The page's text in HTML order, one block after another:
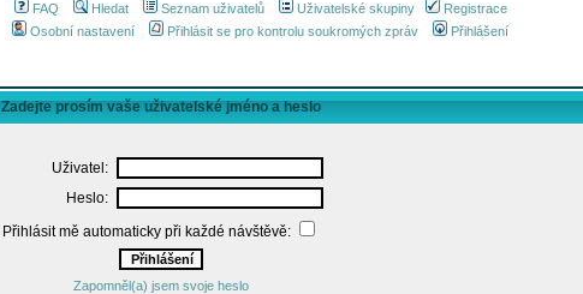
FAQ Hledat Seznam uživatelů Uživatelské skupiny
Registrace
Osobní nastavení
Přihlásit se pro kontrolu soukromých zpráv Přihlášení
Zadejte prosím vaše uživatelské jméno a heslo
Uživatel:
Heslo:
Přihlásit mě automaticky při každé návštěvě:
Zapomněl(a) jsem svoje heslo